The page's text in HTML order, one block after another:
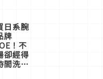
日系腕
牌
！不
卻經得
間洗鍊